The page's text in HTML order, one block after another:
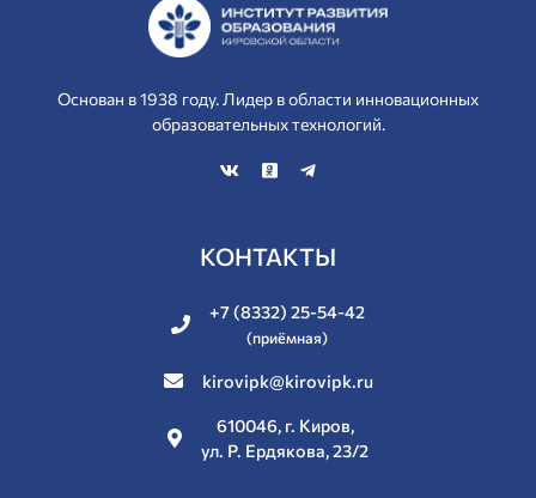
Основан в 1938 году. Лидер в области инновационных
образовательных технологий.
КОНТАКТЫ
+7 (8332) 25-54-42
(приёмная)
kirovipk@kirovipk.ru
610046, г. Киров,
ул. Р. Ердякова, 23/2